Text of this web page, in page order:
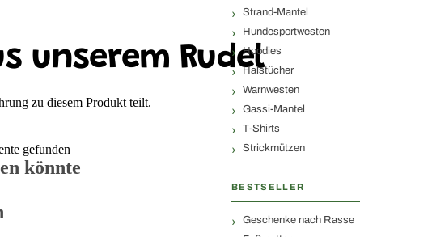
Strand-Mantel
Hundesportwesten
Hoodies
Halstücher
Warnwesten
Gassi-Mantel
T-Shirts
Strickmützen
BESTSELLER
Geschenke nach Rasse
unserem Rudel
zu diesem Produkt teilt.
gefunden
könnte